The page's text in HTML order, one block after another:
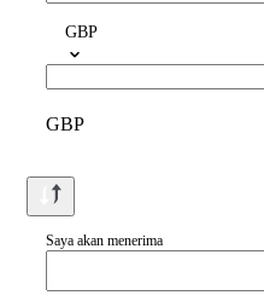
GBP
GBP
Saya akan menerima